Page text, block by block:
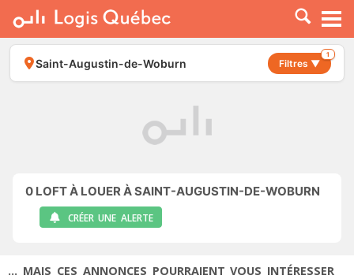
À LOUER
À VENDRE
PLACER UNE ANNONCE
Saint-Augustin-de-Woburn Filtres ▼
1
0 LOFT À LOUER À SAINT-AUGUSTIN-DE-WOBURN
CRÉER UNE ALERTE
... MAIS CES ANNONCES POURRAIENT VOUS INTÉRESSER